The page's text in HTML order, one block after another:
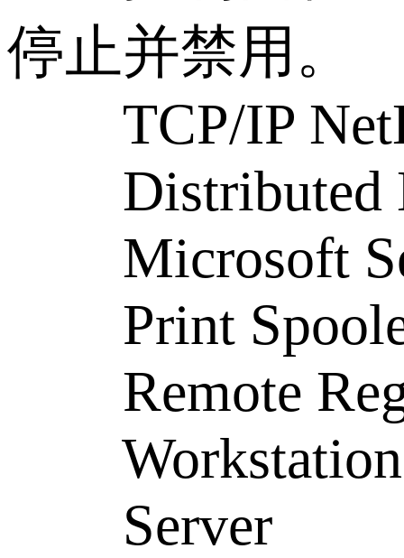
停止并禁用。
TCP/IP
Distributed
Microsoft
Print
Remote
Workstation
Server